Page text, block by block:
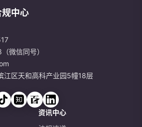
中心
微信同号）
江区天和高科产业园5幢18层
资讯中心